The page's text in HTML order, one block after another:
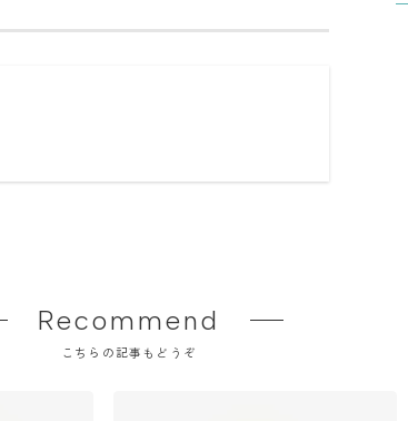
Recommend
こちらの記事もどうぞ